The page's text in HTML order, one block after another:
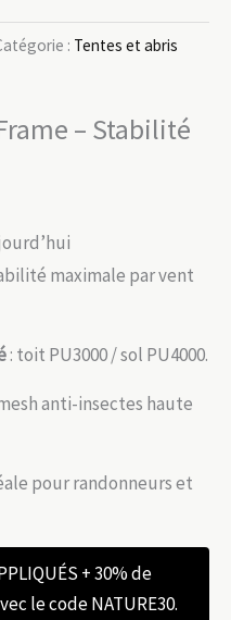
: Tentes et abris
– Stabilité
maximale par vent
: toit PU3000 / sol PU4000.
anti-insectes haute
pour randonneurs et
+ 30% de
le code NATURE30.